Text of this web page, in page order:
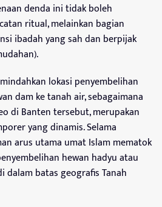
denda ini tidak boleh
ritual, melainkan bagian
ibadah yang sah dan berpijak
lokasi penyembelihan
dam ke tanah air, sebagaimana
di Banten tersebut, merupakan
yang dinamis. Selama
arus utama umat Islam mematok
hewan hadyu atau
dalam batas geografis Tanah